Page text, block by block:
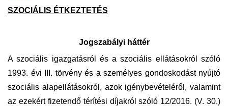
SZOCIÁLIS ÉTKEZTETÉS
Jogszabályi háttér
A szociális igazgatásról és a szociális ellátásokról szóló
1993. évi III. törvény és a személyes gondoskodást nyújtó
szociális alapellátásokról, azok igénybevételéről, valamint
az ezekért fizetendő térítési díjakról szóló 12/2016. (V. 30.)